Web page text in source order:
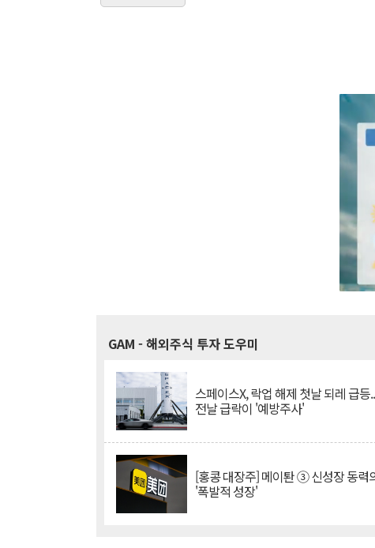
GAM - 해외주식 투자 도우미
스페이스X, 락업 해제 첫날 되레 급등
전날 급락이 '예방주사'
[홍콩 대장주] 메이퇀 ③ 신성장 동력
'폭발적 성장'